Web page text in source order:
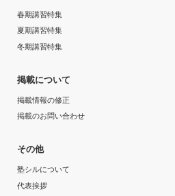
春期講習特集
夏期講習特集
冬期講習特集
掲載について
掲載情報の修正
掲載のお問い合わせ
その他
塾シルについて
代表挨拶